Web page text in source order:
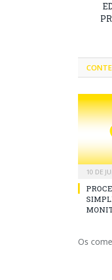
10 DE
Os